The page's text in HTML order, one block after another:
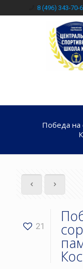
8 (496) 343-70-
Победа на
21